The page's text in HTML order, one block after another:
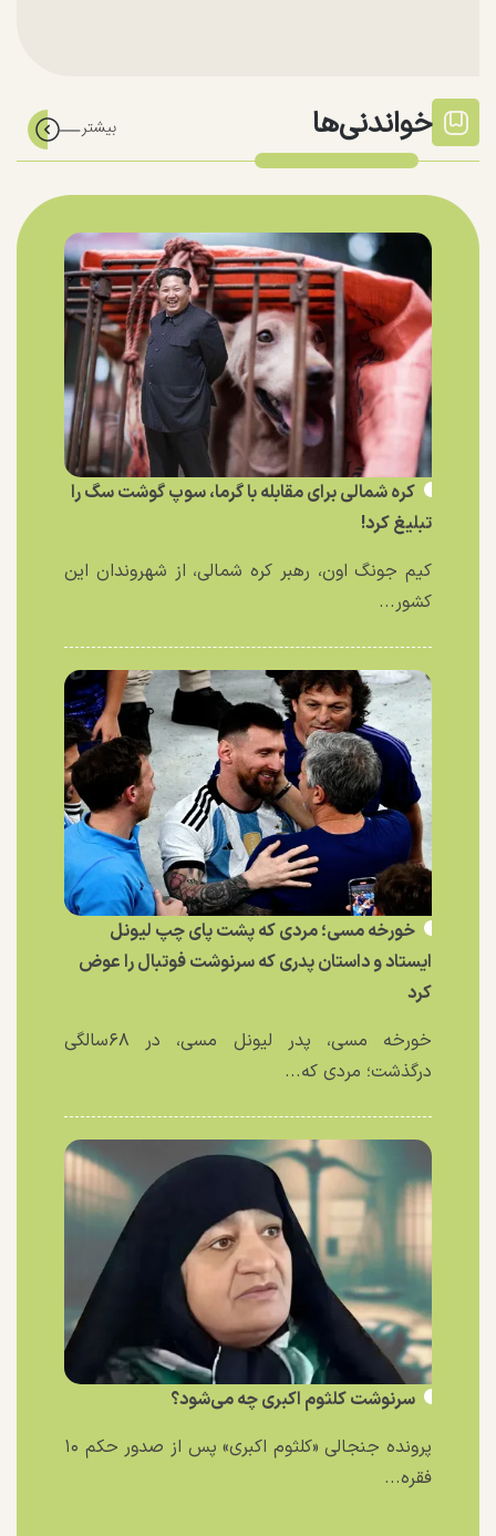
خواندنی‌ها
کره شمالی برای مقابله با گرما، سوپ گوشت سگ را
تبلیغ کرد!
کیم جونگ اون، رهبر کره شمالی، از شهروندان این
کشور...
خورخه مسی؛ مردی که پشت پای چپ لیونل
ایستاد و داستان پدری که سرنوشت فوتبال را عوض
کرد
خورخه مسی، پدر لیونل مسی، در ۶۸سالگی
درگذشت؛ مردی که...
سرنوشت کلثوم اکبری چه می‌شود؟
پرونده جنجالی «کلثوم اکبری» پس از صدور حکم ۱۰
فقره...